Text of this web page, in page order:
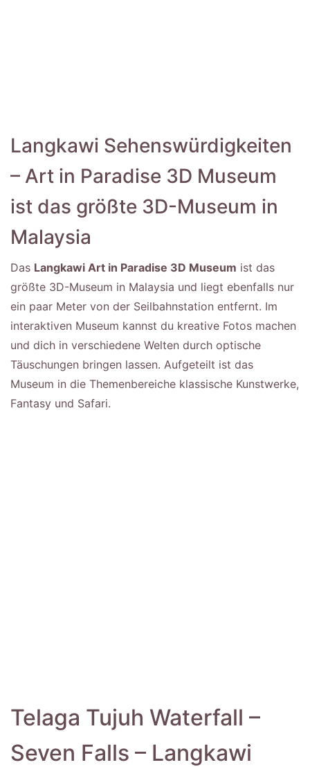
Langkawi Sehenswürdigkeiten
– Art in Paradise 3D Museum
ist das größte 3D-Museum in
Malaysia
Das Langkawi Art in Paradise 3D Museum ist das
größte 3D-Museum in Malaysia und liegt ebenfalls nur
ein paar Meter von der Seilbahnstation entfernt. Im
interaktiven Museum kannst du kreative Fotos machen
und dich in verschiedene Welten durch optische
Täuschungen bringen lassen. Aufgeteilt ist das
Museum in die Themenbereiche klassische Kunstwerke,
Fantasy und Safari.
Telaga Tujuh Waterfall –
Seven Falls – Langkawi